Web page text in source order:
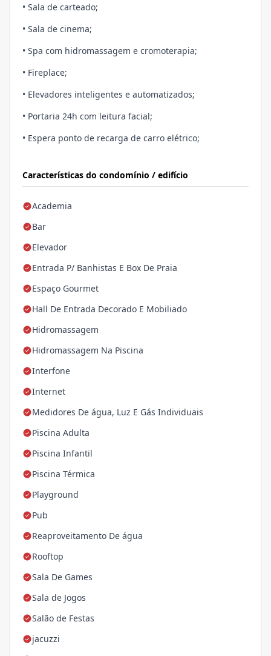
Características do condomínio / edifício
Academia
Bar
Elevador
Entrada P/ Banhistas E Box De Praia
Espaço Gourmet
Hall De Entrada Decorado E Mobiliado
Hidromassagem
Hidromassagem Na Piscina
Interfone
Internet
Medidores De água, Luz E Gás Individuais
Piscina Adulta
Piscina Infantil
Piscina Térmica
Playground
Pub
Reaproveitamento De água
Rooftop
Sala De Games
Sala de Jogos
Salão de Festas
jacuzzi
• Sala de carteado;
• Sala de cinema;
• Spa com hidromassagem e cromoterapia;
• Fireplace;
• Elevadores inteligentes e automatizados;
• Portaria 24h com leitura facial;
• Espera ponto de recarga de carro elétrico;